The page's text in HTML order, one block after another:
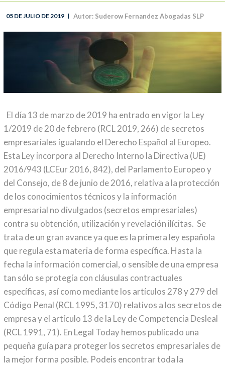
05 DE JULIO DE 2019 Autor: Suderow Fernandez Abogadas SLP
El día 13 de marzo de 2019 ha entrado en vigor la Ley
1/2019 de 20 de febrero (RCL 2019, 266) de secretos
empresariales igualando el Derecho Español al Europeo.
Esta Ley incorpora al Derecho Interno la Directiva (UE)
2016/943 (LCEur 2016, 842), del Parlamento Europeo y
del Consejo, de 8 de junio de 2016, relativa a la protección
de los conocimientos técnicos y la información
empresarial no divulgados (secretos empresariales)
contra su obtención, utilización y revelación ilícitas. Se
trata de un gran avance ya que es la primera ley española
que regula esta materia de forma específica. Hasta la
fecha la información comercial, o sensible de una empresa
tan sólo se protegía con cláusulas contractuales
específicas, así como mediante los artículos 278 y 279 del
Código Penal (RCL 1995, 3170) relativos a los secretos de
empresa y el artículo 13 de la Ley de Competencia Desleal
(RCL 1991, 71). En Legal Today hemos publicado una
pequeña guía para proteger los secretos empresariales de
la mejor forma posible. Podeis encontrar toda la